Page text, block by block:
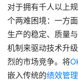
对于拥有千人以上
个两难困境：一方
生产的稳定、质量
机制来驱动技术升
烈的市场竞争。将
嵌入传统的绩效管理